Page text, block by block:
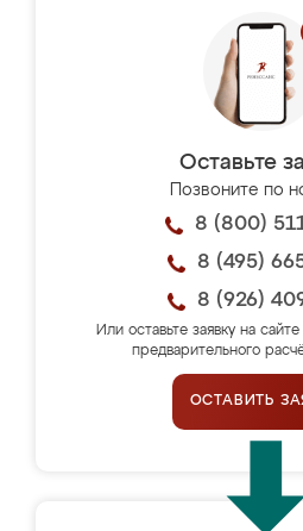
Оставьте
Позвоните по
8 (800)
8 (495)
8 (926)
Или оставьте заявку на
предварительного
ОСТАВИТЬ